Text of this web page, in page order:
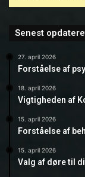
Senest
27. april 2026
Forståelse af
18. april 2026
Vigtigheden af
15. april 2026
Forståelse af
15. april 2026
Valg af døre til